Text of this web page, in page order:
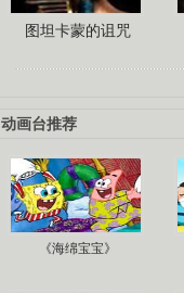
图坦卡蒙的诅咒
动画台推荐
《海绵宝宝》